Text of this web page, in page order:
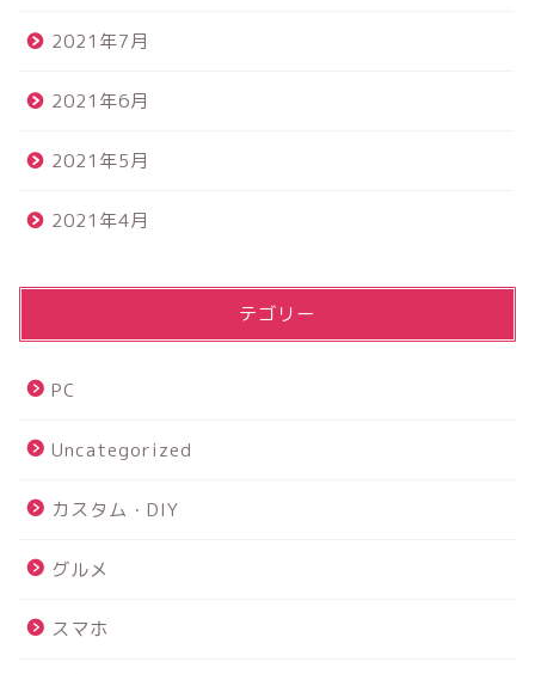
2021年7月
2021年6月
2021年5月
2021年4月
カテゴリー
PC
Uncategorized
カスタム・DIY
グルメ
スマホ